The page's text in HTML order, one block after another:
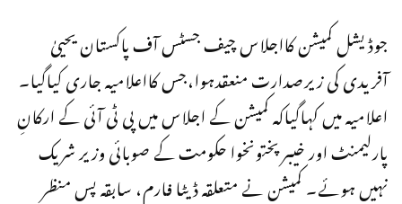
جوڈیشل کمیشن کااجلاس چیف جسٹس آف پاکستان یحییٰ
آفریدی کی زیرصدارت منعقدہوا،جس کااعلامیہ جاری کیاگیا۔
اعلامیہ میں کہاگیاکہ کمیشن کے اجلاس میں پی ٹی آئی کے ارکانِ
پارلیمنٹ اور خیبرپختونخوا حکومت کے صوبائی وزیر شریک
نہیں ہوئے۔ کمیشن نے متعلقہ ڈیٹا فارم، سابقہ پس منظر